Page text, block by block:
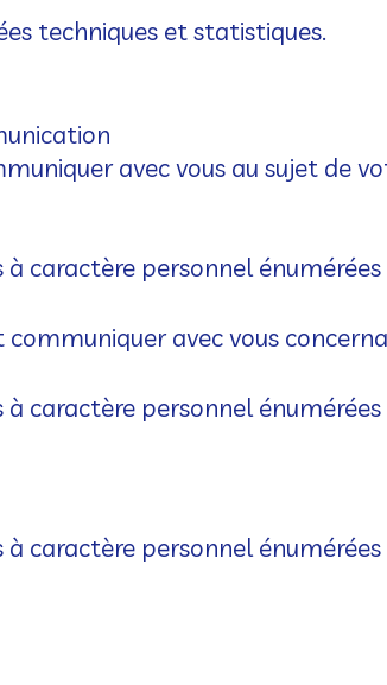
techniques et statistiques.
avec vous au sujet de
caractère personnel énumérées
avec vous
caractère personnel énumérées
caractère personnel énumérées